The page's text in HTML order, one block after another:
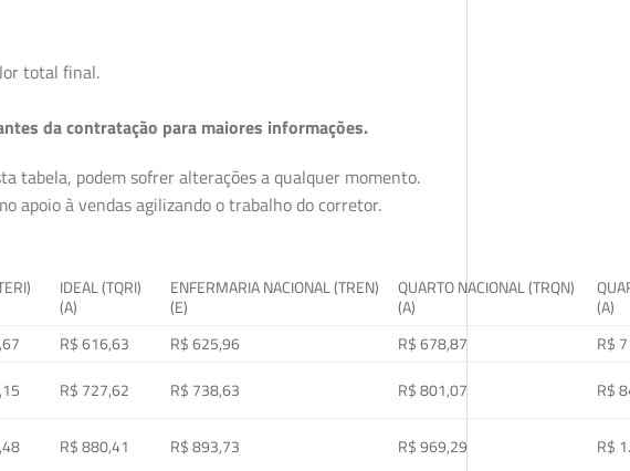
total final.
da contratação para maiores informações.
tabela, podem sofrer alterações a qualquer momento.
apoio à vendas agilizando o trabalho do corretor.
IDEAL (TQRI)
(A)
ENFERMARIA NACIONAL (TREN)
(E)
QUARTO NACIONAL (TRQN)
(A)
(A)
R$ 616,63 R$ 625,96 R$ 678,87
R$
R$ 727,62 R$ 738,63 R$ 801,07
R$
R$ 880,41 R$ 893,73 R$ 969,29
R$